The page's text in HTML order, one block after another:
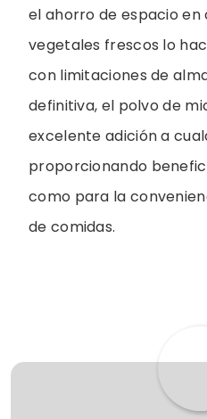
el ahorro de espacio
vegetales frescos lo
con limitaciones de
definitiva, el polvo de
excelente adición a
proporcionando
como para la
de comidas.